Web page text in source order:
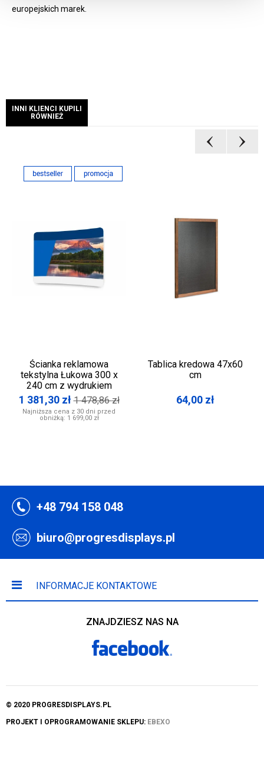
europejskich marek.
INNI KLIENCI KUPILI
RÓWNIEŻ
Ścianka reklamowa
tekstylna Łukowa 300 x
240 cm z wydrukiem
1 381,30 zł 1 478,86zł
Najniższa cena z 30 dni przed
obniżką: 1 699,00 zł
Tablica kredowa 47x60
cm
64,00 zł
+48 794 158 048
biuro@progresdisplays.pl
INFORMACJE KONTAKTOWE
ZNAJDZIESZ NAS NA
© 2020 PROGRESDISPLAYS.PL
PROJEKT I OPROGRAMOWANIE SKLEPU: EBEXO